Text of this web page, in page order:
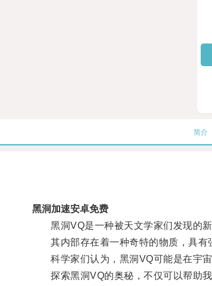
简介
黑洞加速安卓免费
黑洞VQ是一种被天文学家们发现的新
其内部存在着一种奇特的物质，具有
科学家们认为，黑洞VQ可能是在宇宙
探索黑洞VQ的奥秘，不仅可以帮助我